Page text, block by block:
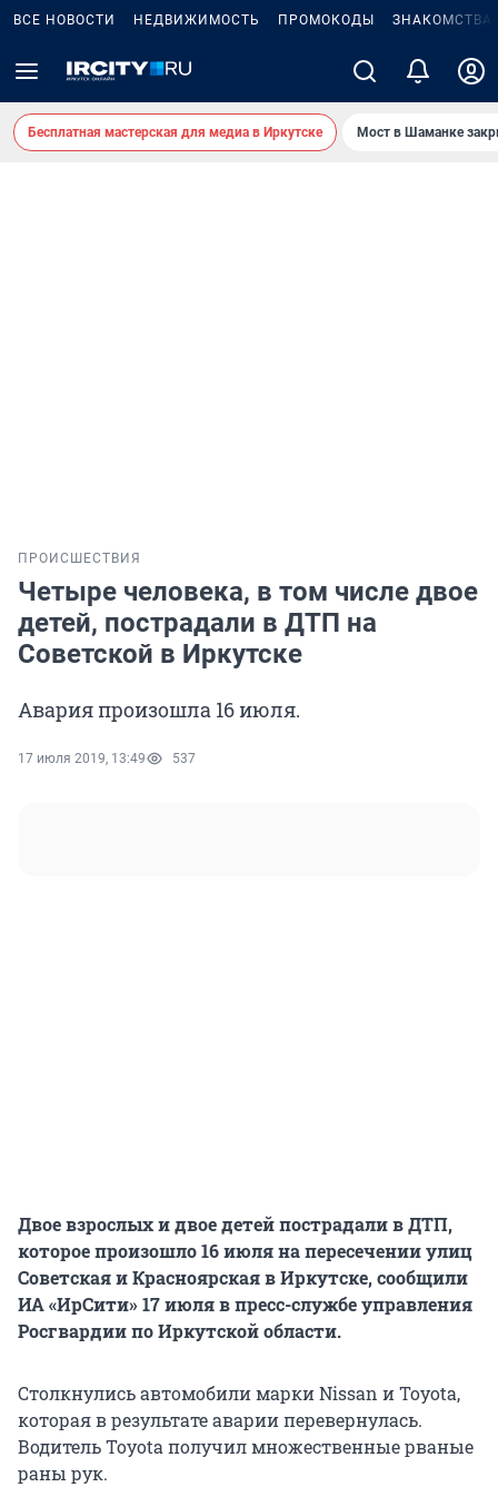
ВСЕ НОВОСТИ НЕДВИЖИМОСТЬ ПРОМОКОДЫ ЗНАКОМСТВА
Бесплатная мастерская для медиа в Иркутске Мост в Шаманке
ПРОИСШЕСТВИЯ
Четыре человека, в том числе двое
детей, пострадали в ДТП на
Советской в Иркутске
Авария произошла 16 июля.
17 июля 2019, 13:49 537
Двое взрослых и двое детей пострадали в ДТП,
которое произошло 16 июля на пересечении улиц
Советская и Красноярская в Иркутске, сообщили
ИА «ИрСити» 17 июля в пресс-службе управления
Росгвардии по Иркутской области.
Столкнулись автомобили марки Nissan и Toyota,
которая в результате аварии перевернулась.
Водитель Toyota получил множественные рваные
раны рук.